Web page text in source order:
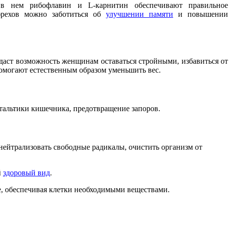
нем рибофлавин и L-карнитин обеспечивают правильное
можно заботиться об улучшении памяти и повышении
возможность женщинам оставаться стройными, избавиться от
естественным образом уменьшить вес.
кишечника, предотвращение запоров.
свободные радикалы, очистить организм от
здоровый вид.
клетки необходимыми веществами.